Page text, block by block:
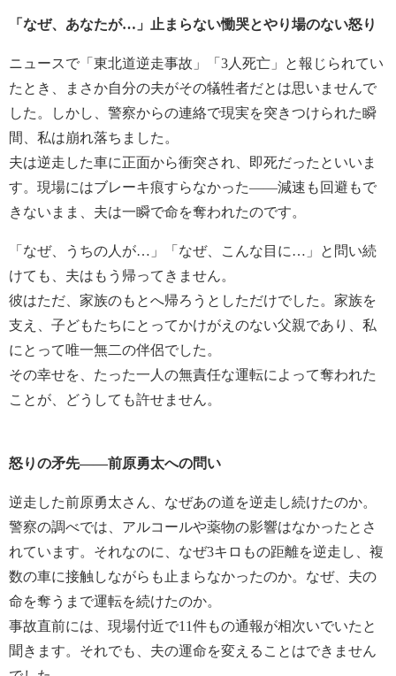
「なぜ、あなたが…」止まらない慟哭とやり場のない怒り
ニュースで「東北道逆走事故」「3人死亡」と報じられてい
たとき、まさか自分の夫がその犠牲者だとは思いませんで
した。しかし、警察からの連絡で現実を突きつけられた瞬
間、私は崩れ落ちました。
夫は逆走した車に正面から衝突され、即死だったといいま
す。現場にはブレーキ痕すらなかった――減速も回避もで
きないまま、夫は一瞬で命を奪われたのです。
「なぜ、うちの人が…」「なぜ、こんな目に…」と問い続
けても、夫はもう帰ってきません。
彼はただ、家族のもとへ帰ろうとしただけでした。家族を
支え、子どもたちにとってかけがえのない父親であり、私
にとって唯一無二の伴侶でした。
その幸せを、たった一人の無責任な運転によって奪われた
ことが、どうしても許せません。
怒りの矛先――前原勇太への問い
逆走した前原勇太さん、なぜあの道を逆走し続けたのか。
警察の調べでは、アルコールや薬物の影響はなかったとさ
れています。それなのに、なぜ3キロもの距離を逆走し、複
数の車に接触しながらも止まらなかったのか。なぜ、夫の
命を奪うまで運転を続けたのか。
事故直前には、現場付近で11件もの通報が相次いでいたと
聞きます。それでも、夫の運命を変えることはできません